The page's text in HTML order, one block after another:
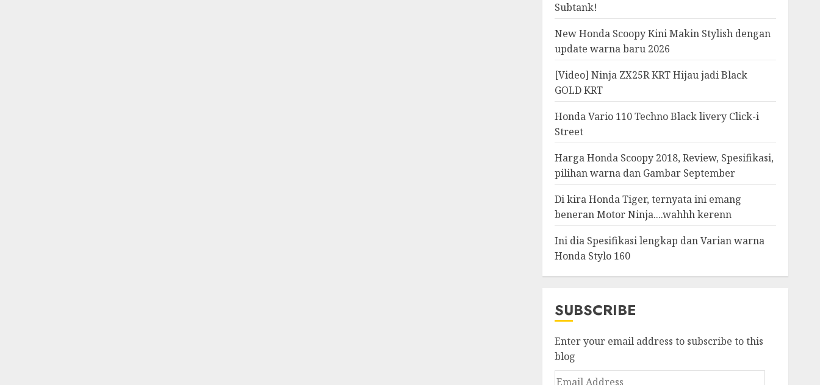
Subtank!
New Honda Scoopy Kini Makin Stylish dengan
update warna baru 2026
[Video] Ninja ZX25R KRT Hijau jadi Black
GOLD KRT
Honda Vario 110 Techno Black livery Click-i
Street
Harga Honda Scoopy 2018, Review, Spesifikasi,
pilihan warna dan Gambar September
Di kira Honda Tiger, ternyata ini emang
beneran Motor Ninja....wahhh kerenn
Ini dia Spesifikasi lengkap dan Varian warna
Honda Stylo 160
SUBSCRIBE
Enter your email address to subscribe to this
blog
Email